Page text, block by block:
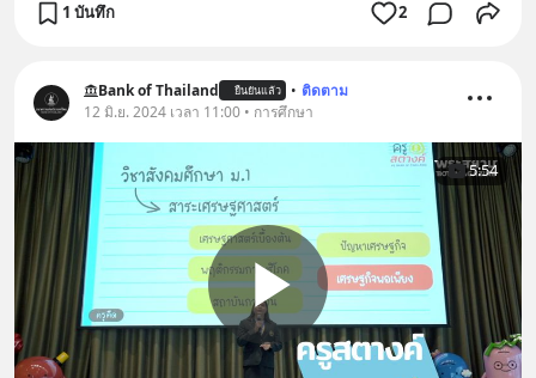
1 บันทึก 2
Bank of Thailand ยืนยันแล้ว • ติดตาม
12 มิ.ย. 2024 เวลา 11:00 • การศึกษา
5:54